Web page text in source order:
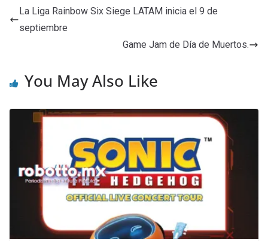
La Liga Rainbow Six Siege LATAM inicia el 9 de
septiembre
Game Jam de Día de Muertos.
You May Also Like